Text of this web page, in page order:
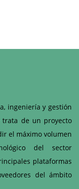
ingeniería y gestión
trata de un proyecto
el máximo volumen
del sector
plataformas
del ámbito